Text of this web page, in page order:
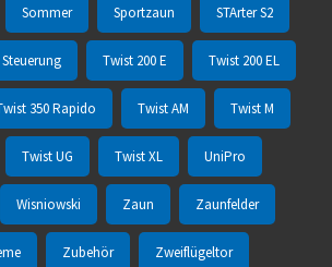
Sommer Sportzaun STArter S2
Steuerung Twist 200 E Twist 200 EL
350 Rapido Twist AM Twist M
Twist UG Twist XL UniPro
Wisniowski Zaun Zaunfelder
Zubehör Zweiflügeltor